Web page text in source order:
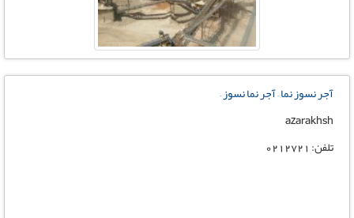
آجر نسوز نما – آجر نما نسوز –
azarakhsh
تلفن: 0212721